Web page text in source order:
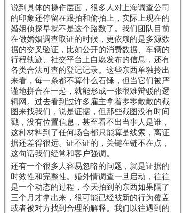
说到具体的操作层面，很多人对上海调查公司
的印象还停留在跟拍和偷拍上，实际上现在的
婚姻侦探早就不是这个路数了。我们团队目前
在做婚姻调查取证的时候，更依赖的是多源数
据的交叉验证，比如公开的消费数据、车辆的
行程轨迹、社交平台上自愿发布的信息，还有
各类合法可查的登记记录。这些东西单独拎出
来看，每一条都不算什么石锤，但当它们被严
谨地拼合在一起，就能形成一张很难辩驳的逻
辑网。过去看到过许多雇主拿着零零散散的截
图来找我们，说是证据，但那些截图没有时间
戳，没有位置信息，甚至看不出当事人是谁，
这种材料到了任何场合都只能算是线索，离证
据还差得很远。证不证的，关键在链不在点，
这句话我们经常和客户强调。
还有一个很多人容易忽略的问题，就是证据的
时效性和完整性。婚外情调查一旦启动，往往
是一个动态的过程，今天拍到的东西如果隔了
三个月才拿出来，很可能已经被新的行为覆盖
或者被对方找到合理的解释。我们以往遇到的